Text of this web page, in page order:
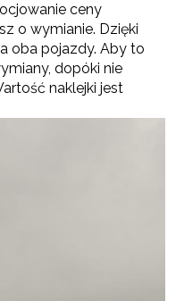
ceny
o wymianie. Dzięki
oba pojazdy. Aby to
dopóki nie
naklejki jest